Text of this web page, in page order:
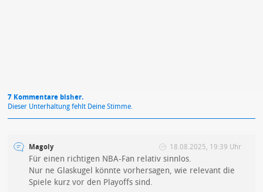
7 Kommentare bisher.
Dieser Unterhaltung fehlt Deine Stimme.
Magoly 18.08.2025, 19:39 Uhr
Für einen richtigen NBA-Fan relativ sinnlos.
Nur ne Glaskugel könnte vorhersagen, wie relevant die
Spiele kurz vor den Playoffs sind.